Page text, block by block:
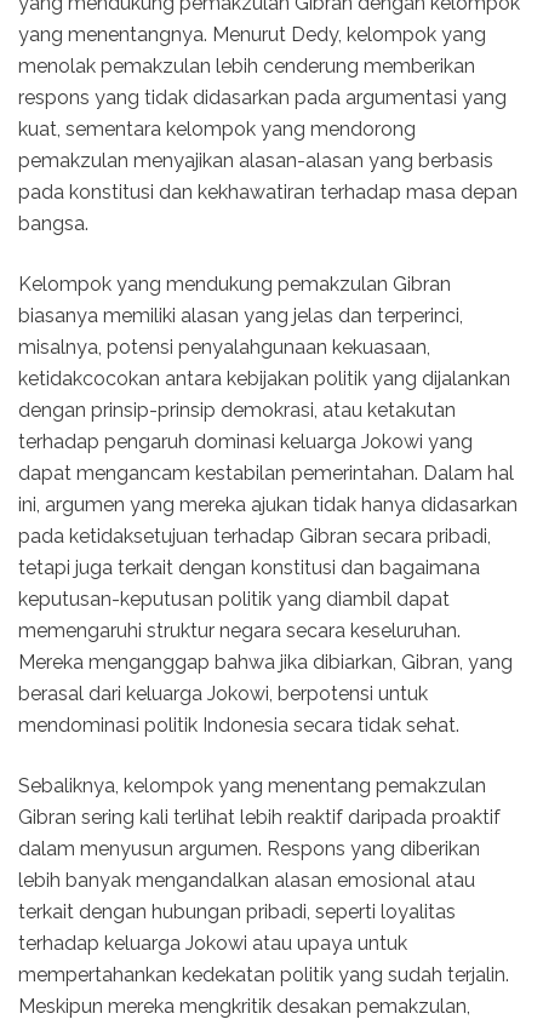
yang menentangnya. Menurut Dedy, kelompok yang
menolak pemakzulan lebih cenderung memberikan
respons yang tidak didasarkan pada argumentasi yang
kuat, sementara kelompok yang mendorong
pemakzulan menyajikan alasan-alasan yang berbasis
pada konstitusi dan kekhawatiran terhadap masa depan
bangsa.
Kelompok yang mendukung pemakzulan Gibran
biasanya memiliki alasan yang jelas dan terperinci,
misalnya, potensi penyalahgunaan kekuasaan,
ketidakcocokan antara kebijakan politik yang dijalankan
dengan prinsip-prinsip demokrasi, atau ketakutan
terhadap pengaruh dominasi keluarga Jokowi yang
dapat mengancam kestabilan pemerintahan. Dalam hal
ini, argumen yang mereka ajukan tidak hanya didasarkan
pada ketidaksetujuan terhadap Gibran secara pribadi,
tetapi juga terkait dengan konstitusi dan bagaimana
keputusan-keputusan politik yang diambil dapat
memengaruhi struktur negara secara keseluruhan.
Mereka menganggap bahwa jika dibiarkan, Gibran, yang
berasal dari keluarga Jokowi, berpotensi untuk
mendominasi politik Indonesia secara tidak sehat.
Sebaliknya, kelompok yang menentang pemakzulan
Gibran sering kali terlihat lebih reaktif daripada proaktif
dalam menyusun argumen. Respons yang diberikan
lebih banyak mengandalkan alasan emosional atau
terkait dengan hubungan pribadi, seperti loyalitas
terhadap keluarga Jokowi atau upaya untuk
mempertahankan kedekatan politik yang sudah terjalin.
Meskipun mereka mengkritik desakan pemakzulan,